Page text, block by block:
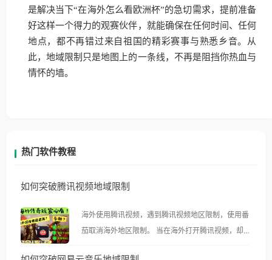
是解决当下“在海外怎么看欧洲杯”的急切需求，提前准备
好这样一个得力的观赛伙伴，就能确保在任何时间、任何
地点，都不再错过来自祖国的精彩赛事与熟悉乡音。从
此，地域限制只是地图上的一条线，不再是阻挡你热血与
情怀的墙。
热门软件教程
如何突破腾讯视频地域限制
海外使用腾讯视频，遇到腾讯视频地区限制，使用番
茄取消海外地区限制。 当在海外打开腾讯视频，却突